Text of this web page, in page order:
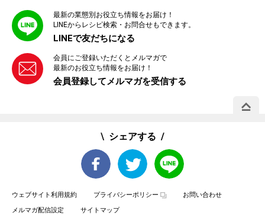
最新の業態別お役立ち情報をお届け！
LINEからレシピ検索・お問合せもできます。
LINEで友だちになる
会員にご登録いただくとメルマガで
最新のお役立ち情報をお届け！
会員登録してメルマガを受信する
シェアする
ウェブサイト利用規約 プライバシーポリシー
お問い合わせ
メルマガ配信設定
サイトマップ